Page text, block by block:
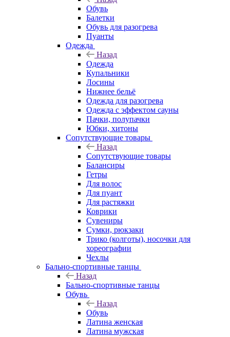
Обувь
Балетки
Обувь для разогрева
Пуанты
Одежда
Назад
Одежда
Купальники
Лосины
Нижнее бельё
Одежда для разогрева
Одежда с эффектом сауны
Пачки, полупачки
Юбки, хитоны
Сопутствующие товары
Назад
Сопутствующие товары
Балансиры
Гетры
Для волос
Для пуант
Для растяжки
Коврики
Сувениры
Сумки, рюкзаки
Трико (колготы), носочки для
хореографии
Чехлы
Бально-спортивные танцы
Назад
Бально-спортивные танцы
Обувь
Назад
Обувь
Латина женская
Латина мужская